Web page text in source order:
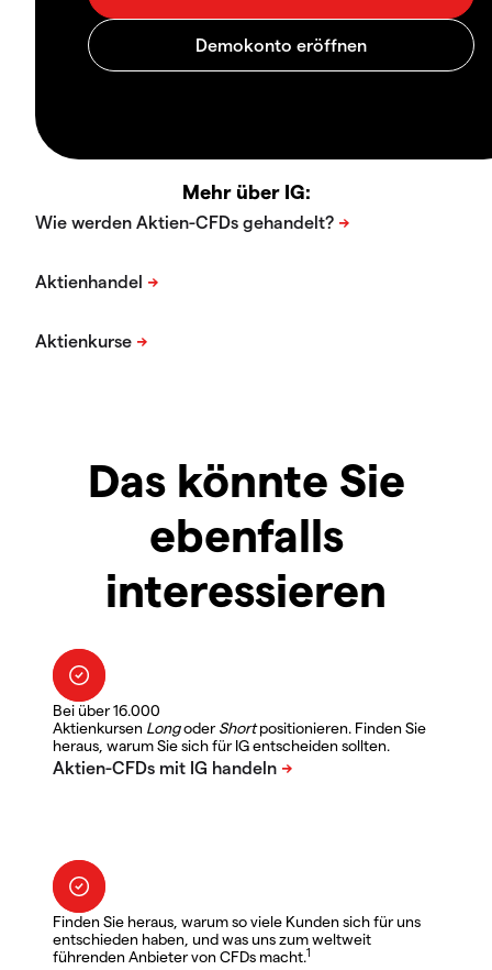
Mehr über IG:
Das könnte Sie
ebenfalls
interessieren
Bei über 16.000
Aktienkursen LongoderShortpositionieren. Finden Sie
heraus, warum Sie sich für IG entscheiden sollten.
Finden Sie heraus, warum so viele Kunden sich für uns
entschieden haben, und was uns zum weltweit
führenden Anbieter von CFDs macht.1